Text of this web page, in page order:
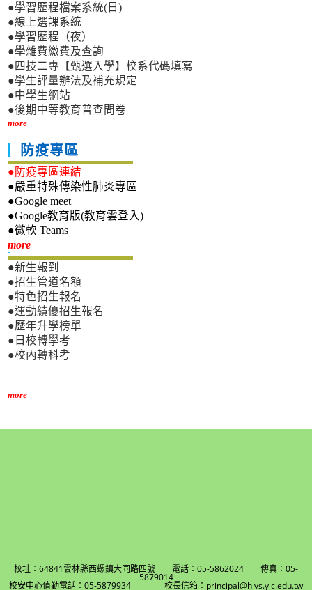
●學習歷程檔案系統(日)
●線上選課系統
●學習歷程（夜）
●學雜費繳費及查詢
●四技二專【甄選入學】校系代碼填寫
●學生評量辦法及補充規定
●中學生網站
●後期中等教育普查問卷
more
防疫專區
●防疫專區連結
●嚴重特殊傳染性肺炎專區
●Google meet
●Google教育版(教育雲登入)
●微軟 Teams
more新生專區
●新生報到
●招生管道名額
●特色招生報名
●運動績優招生報名
●歷年升學榜單
●日校轉學考
●校內轉科考
more
校址：64841雲林縣西螺鎮大同路四號 電話：05-5862024 傳真：05-
5879014
校安中心值勤電話：05-5879934 校長信箱：principal@hlvs.ylc.edu.tw